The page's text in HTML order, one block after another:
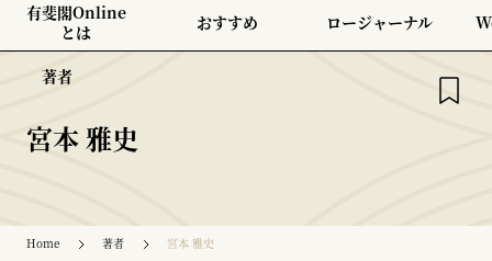
有斐閣Online
とは
おすすめ ロージャーナル
著者
宮本 雅史
Home 著者 宮本 雅史